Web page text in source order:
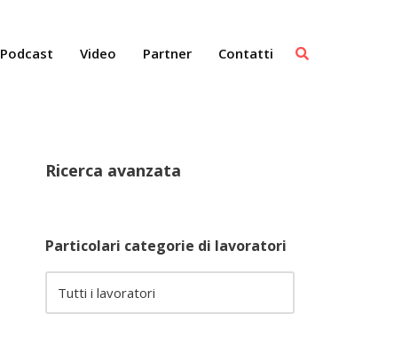
Podcast Video Partner Contatti
Ricerca avanzata
Particolari categorie di lavoratori